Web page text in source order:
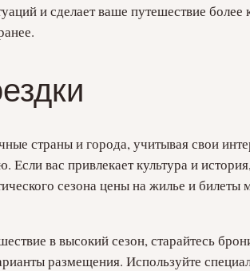
и сделает ваше путешествие
страны и города, учитывая свои
вас привлекает культура и
сезона цены на жилье и билеты
в высокий сезон, старайтесь
размещения. Используйте